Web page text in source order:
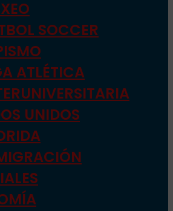
SOCCER
ATLÉTICA
UNIDOS